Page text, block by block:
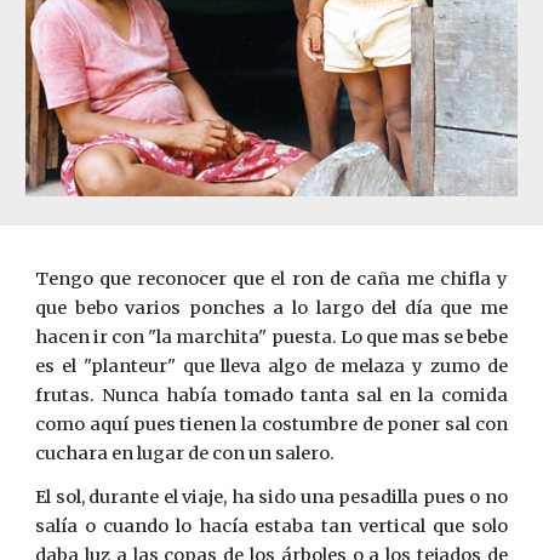
Tengo que reconocer que el ron de caña me chifla y
que bebo varios ponches a lo largo del día que me
hacen ir con "la marchita" puesta. Lo que mas se bebe
es el "planteur" que lleva algo de melaza y zumo de
frutas. Nunca había tomado tanta sal en la comida
como aquí pues tienen la costumbre de poner sal con
cuchara en lugar de con un salero.
El sol, durante el viaje, ha sido una pesadilla pues o no
salía o cuando lo hacía estaba tan vertical que solo
daba luz a las copas de los árboles o a los tejados de